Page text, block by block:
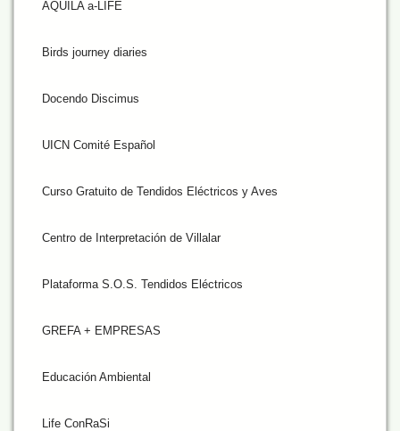
AQUILA a-LIFE
Birds journey diaries
Docendo Discimus
UICN Comité Español
Curso Gratuito de Tendidos Eléctricos y Aves
Centro de Interpretación de Villalar
Plataforma S.O.S. Tendidos Eléctricos
GREFA + EMPRESAS
Educación Ambiental
Life ConRaSi